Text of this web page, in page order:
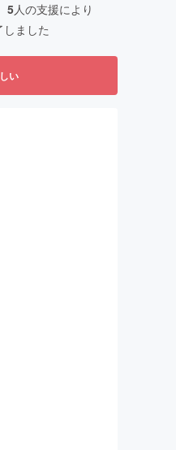
5人の支援により
ました
い